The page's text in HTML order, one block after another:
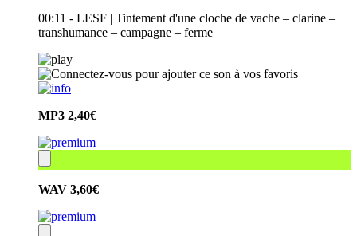
00:11 - LESF | Tintement d'une cloche de vache – clarine –
transhumance – campagne – ferme
MP3 2,40€
WAV 3,60€